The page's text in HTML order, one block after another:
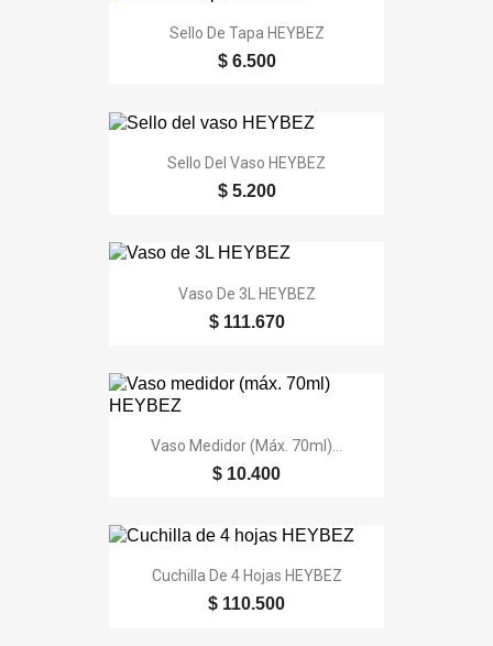
Sello De Tapa HEYBEZ
$ 6.500
Sello Del Vaso HEYBEZ
$ 5.200
Vaso De 3L HEYBEZ
$ 111.670
Vaso Medidor (máx. 70ml)...
$ 10.400
Cuchilla De 4 Hojas HEYBEZ
$ 110.500